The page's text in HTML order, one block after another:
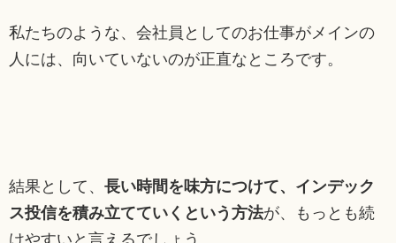
私たちのような、会社員としてのお仕事がメインの
人には、向いていないのが正直なところです。
結果として、 長い時間を味方につけて、インデック
ス投信を積み立てていくという方法が、もっとも続
けやすいと言えるでしょう。